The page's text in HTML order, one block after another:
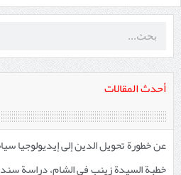
أحدث المقالات
عن خطورة تحويل الدين إلى إيديولوجيا
خطبة السيدة زينب في الشام، دراسة